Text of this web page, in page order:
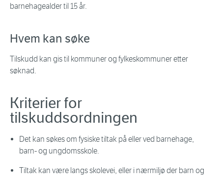
barnehagealder til 15 år.
Hvem kan søke
Tilskudd kan gis til kommuner og fylkeskommuner etter
søknad.
Kriterier for
tilskuddsordningen
Det kan søkes om fysiske tiltak på eller ved barnehage,
barn- og ungdomsskole.
Tiltak kan være langs skolevei, eller i nærmiljø der barn og